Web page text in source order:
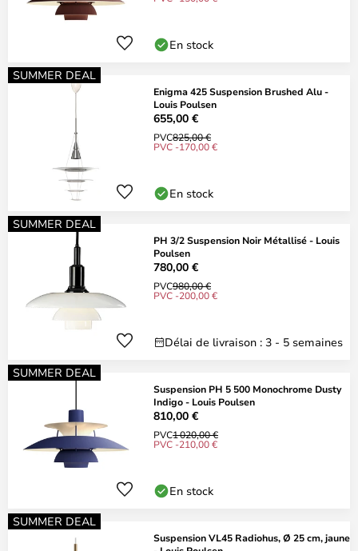
En stock
SUMMER DEAL
Enigma 425 Suspension Brushed Alu -
Louis Poulsen
655,00 €
PVC825,00 €
PVC -170,00 €
En stock
SUMMER DEAL
PH 3/2 Suspension Noir Métallisé - Louis
Poulsen
780,00 €
PVC980,00 €
PVC -200,00 €
Délai de livraison : 3 - 5 semaines
SUMMER DEAL
Suspension PH 5 500 Monochrome Dusty
Indigo - Louis Poulsen
810,00 €
PVC1 020,00 €
PVC -210,00 €
En stock
SUMMER DEAL
Suspension VL45 Radiohus, Ø 25 cm, jaune